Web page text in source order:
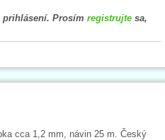
prihlásení. Prosím registrujtesa,
cca 1,2 mm, návin 25 m. Český